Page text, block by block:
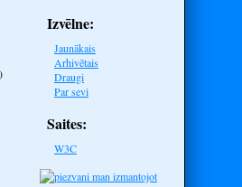
Izvēlne:
Jaunākais
Arhivētais
Draugi
Par sevi
Saites:
W3C